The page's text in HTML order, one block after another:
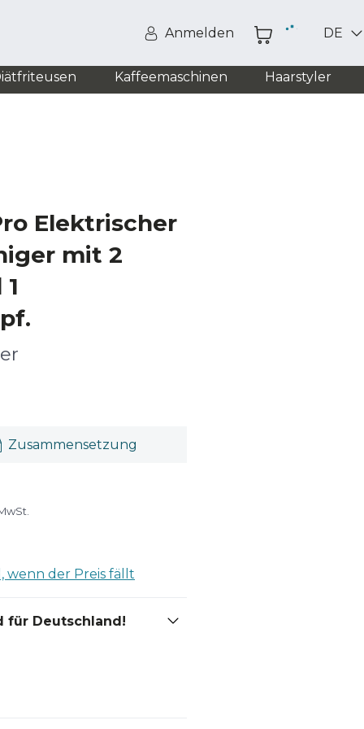
Anmelden DE
Kaffeemaschinen Haarstyler
Elektrischer
mit 2
Zusammensetzung
wenn der Preis fällt
für Deutschland!